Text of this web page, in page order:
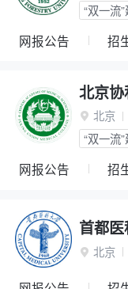
“双一流
网报公告 招
北京
 北京
“双一流
网报公告 招
首都
 北京